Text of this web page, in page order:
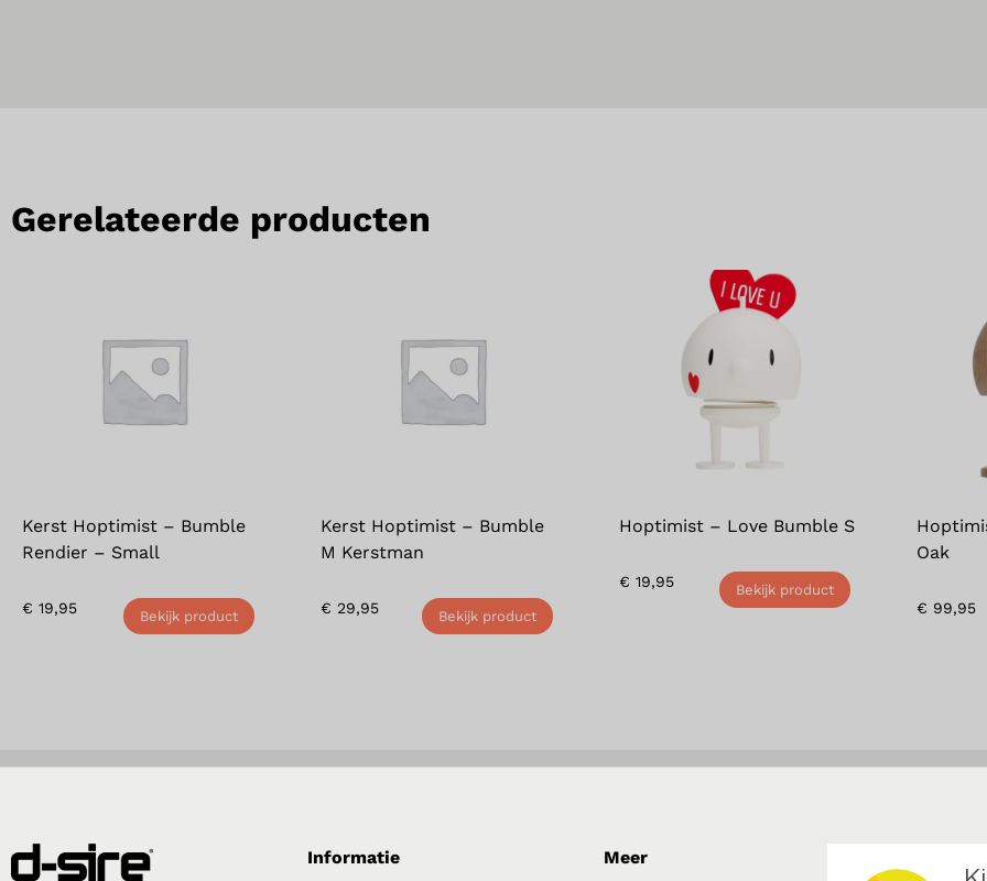
Gerelateerde producten
Kerst Hoptimist – Bumble
Rendier – Small
€ 19,95 Bekijk product
Kerst Hoptimist – Bumble
M Kerstman
€ 29,95 Bekijk product
Hoptimist – Love Bumble S
€ 19,95 Bekijk product
Oak
€ 99,95
Informatie Meer